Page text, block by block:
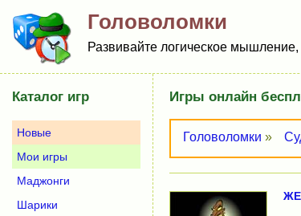
Головоломки
Развивайте логическое
Игры онлайн
Головоломки »
Каталог игр
Новые
Мои игры
Маджонги
Шарики